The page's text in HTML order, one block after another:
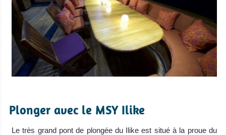
Plonger avec le MSY Ilike
Le très grand pont de plongée du Ilike est situé à la proue du